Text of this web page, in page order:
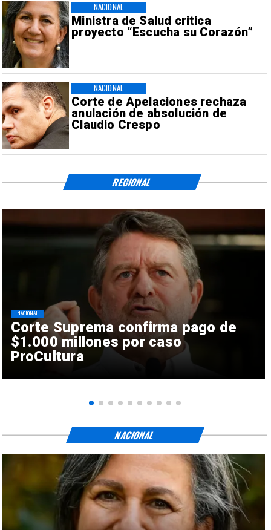
Ministra de Salud critica
proyecto “Escucha su Corazón”
NACIONAL
Corte de Apelaciones rechaza
anulación de absolución de
Claudio Crespo
NACIONAL
Corte Suprema confirma pago de
$1.000 millones por caso
ProCultura
NACIONAL
REGIONAL
NACIONAL